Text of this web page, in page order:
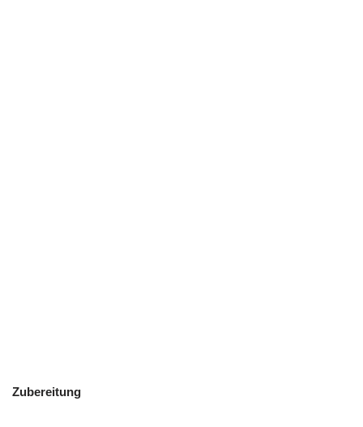
Zubereitung